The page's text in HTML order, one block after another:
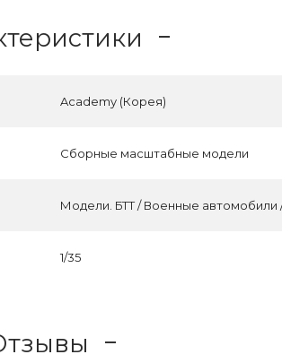
Academy (Корея)
Сборные масштабные модели
Модели. БТТ / Военные автомобили
1/35